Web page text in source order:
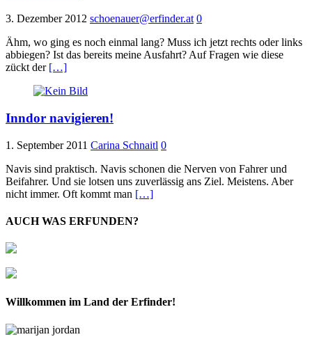
3. Dezember 2012 schoenauer@erfinder.at 0
Ähm, wo ging es noch einmal lang? Muss ich jetzt rechts oder links
abbiegen? Ist das bereits meine Ausfahrt? Auf Fragen wie diese
zückt der […]
Inndor navigieren!
1. September 2011 Carina Schnaitl 0
Navis sind praktisch. Navis schonen die Nerven von Fahrer und
Beifahrer. Und sie lotsen uns zuverlässig ans Ziel. Meistens. Aber
nicht immer. Oft kommt man […]
AUCH WAS ERFUNDEN?
Willkommen im Land der Erfinder!